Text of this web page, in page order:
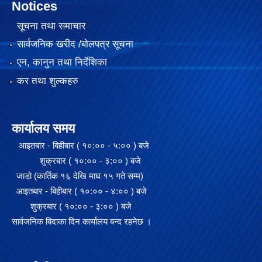
Notices
सूचना तथा समाचार
सार्वजनिक खरीद /बोलपत्र सूचना
एन, कानुन तथा निर्देशिका
कर तथा शुल्कहरु
कार्यालय समय
आइतबार - बिहीबार ( १०:०० - ५:०० ) बजे
शुक्रबार ( १०:०० - ३:०० ) बजे
जाडो (कार्तिक १६ देखि माघ १५ गते सम्म)
आइतबार - बिहीबार ( १०:०० - ४:०० ) बजे
शुक्रबार ( १०:०० - ३:०० ) बजे
सार्वजनिक बिदाका दिन कार्यालय बन्द रहनेछ ।